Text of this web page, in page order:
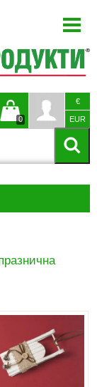
€
EUR
0
Кошницата